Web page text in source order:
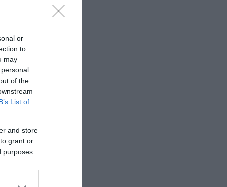
or
to
may
of the
List of
and store
grant or
purposes